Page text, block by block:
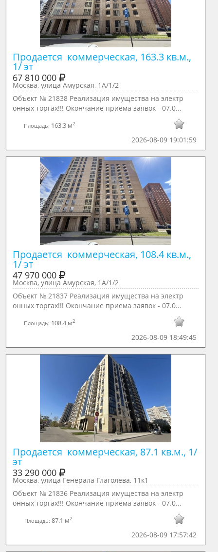
Продается  коммерческая, 163.3 кв.м.,
1/ эт
67 810 000
Москва, улица Амурская, 1А/1/2
Объект № 21838 Реализация имущества на электр
онных торгах!!! Окончание приема заявок - 07.0...
Площадь: 163.3 м2
2026-08-09 19:01:59
Продается  коммерческая, 108.4 кв.м.,
1/ эт
47 970 000
Москва, улица Амурская, 1А/1/2
Объект № 21837 Реализация имущества на электр
онных торгах!!! Окончание приема заявок - 07.0...
Площадь: 108.4 м2
2026-08-09 18:49:45
Продается  коммерческая, 87.1 кв.м., 1/
эт
33 290 000
Москва, улица Генерала Глаголева, 11к1
Объект № 21836 Реализация имущества на электр
онных торгах!!! Окончание приема заявок - 07.0...
Площадь:87.1 м2
2026-08-09 17:57:42